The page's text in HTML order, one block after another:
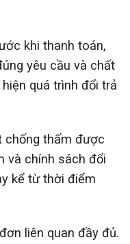
khi thanh toán,
yêu cầu và chất
quá trình đổi trả
chống thấm được
và chính sách đổi
kể từ thời điểm
liên quan đầy đủ.